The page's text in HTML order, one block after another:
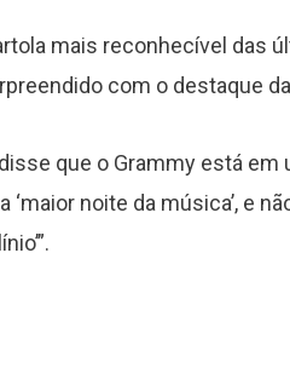
mais reconhecível das
com o destaque
que o Grammy está
noite da música’, e